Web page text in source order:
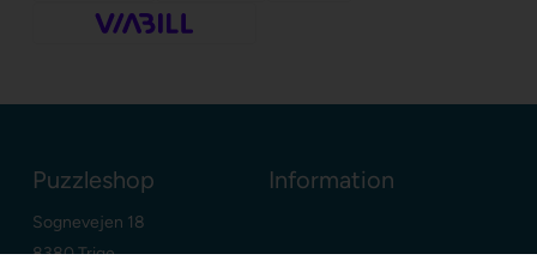
Puzzleshop
Sognevejen 18
8380 Trige
Information